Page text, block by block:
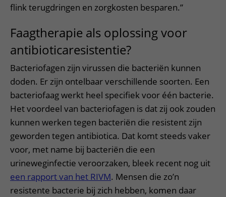
flink terugdringen en zorgkosten besparen.”
Faagtherapie als oplossing voor
antibioticaresistentie?
Bacteriofagen zijn virussen die bacteriën kunnen
doden. Er zijn ontelbaar verschillende soorten. Een
bacteriofaag werkt heel specifiek voor één bacterie.
Het voordeel van bacteriofagen is dat zij ook zouden
kunnen werken tegen bacteriën die resistent zijn
geworden tegen antibiotica. Dat komt steeds vaker
voor, met name bij bacteriën die een
urineweginfectie veroorzaken, bleek recent nog uit
een rapport van het RIVM. Mensen die zo’n
resistente bacterie bij zich hebben, komen daar